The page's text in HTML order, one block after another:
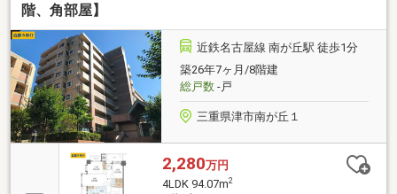
階、角部屋】
近鉄名古屋線 南が丘駅 徒歩1分
築26年7ヶ月/8階建
総戸数-戸
三重県津市南が丘１
2,280万円
4LDK 94.07m2